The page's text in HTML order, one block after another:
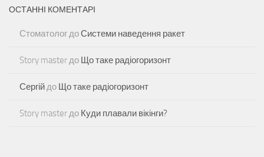
ОСТАННІ КОМЕНТАРІ
СтоматологдоСистеми наведення ракет
Story masterдо Що таке радіогоризонт
Сергійдо Що таке радіогоризонт
Story masterдо Куди плавали вікінги?